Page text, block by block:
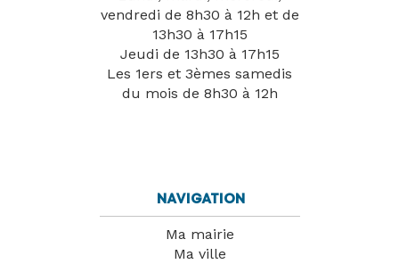
vendredi de 8h30 à 12h et de
13h30 à 17h15
Jeudi de 13h30 à 17h15
Les 1ers et 3èmes samedis
du mois de 8h30 à 12h
Navigation
Ma mairie
Ma ville